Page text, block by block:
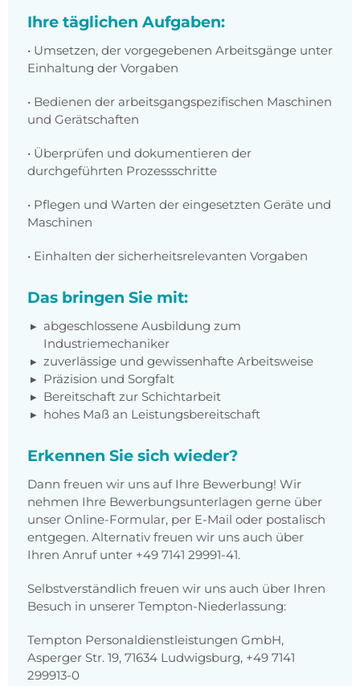
Ihre täglichen Aufgaben:
• Umsetzen, der vorgegebenen Arbeitsgänge unter
Einhaltung der Vorgaben
• Bedienen der arbeitsgangspezifischen Maschinen
und Gerätschaften
• Überprüfen und dokumentieren der
durchgeführten Prozessschritte
• Pflegen und Warten der eingesetzten Geräte und
Maschinen
• Einhalten der sicherheitsrelevanten Vorgaben
Das bringen Sie mit:
abgeschlossene Ausbildung zum
Industriemechaniker
zuverlässige und gewissenhafte Arbeitsweise
Präzision und Sorgfalt
Bereitschaft zur Schichtarbeit
hohes Maß an Leistungsbereitschaft
Erkennen Sie sich wieder?
Dann freuen wir uns auf Ihre Bewerbung! Wir
nehmen Ihre Bewerbungsunterlagen gerne über
unser Online-Formular, per E-Mail oder postalisch
entgegen. Alternativ freuen wir uns auch über
Ihren Anruf unter +49 7141 29991-41.
Selbstverständlich freuen wir uns auch über Ihren
Besuch in unserer Tempton-Niederlassung:
Tempton Personaldienstleistungen GmbH,
Asperger Str. 19, 71634 Ludwigsburg, +49 7141
299913-0